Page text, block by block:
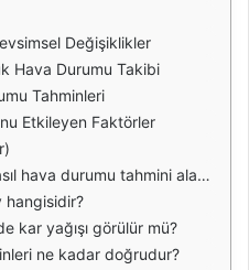
Değişiklikler
Hava Durumu Takibi
Tahminleri
Etkileyen Faktörler
durumu tahmini alabilirim?
hangisidir?
kar yağışı görülür mü?
ne kadar doğrudur?